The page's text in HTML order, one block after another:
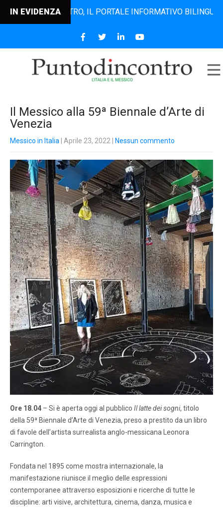
IN EVIDENZA IL PORTALE INFORMATIVO BILINGUE CHE
Il Messico alla 59ª Biennale d’Arte di
Venezia
Messico in Italia | Aprile 23, 2022 Nessun commento
Ore 18.04 – Si è aperta oggi al pubblico Il latte dei sogni, titolo
della 59ª Biennale d’Arte di Venezia, preso a prestito da un libro
di favole dell’artista surrealista anglo-messicana Leonora
Carrington.
Fondata nel 1895 come mostra internazionale, la
manifestazione riunisce il meglio delle espressioni
contemporanee attraverso esposizioni e ricerche di tutte le
discipline: arti visive, architettura, cinema, danza, musica e